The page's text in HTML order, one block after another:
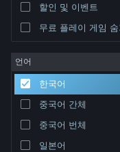
커뮤니티
정보
지원
언어 변경
할인 및 이벤트
무료 플레이 게임 숨
언어
한국어
중국어 간체
중국어 번체
일본어
개발자: Lonestone Studio
정렬 기준 연관성
검색 결과가 1개 있습니다.
습니다.